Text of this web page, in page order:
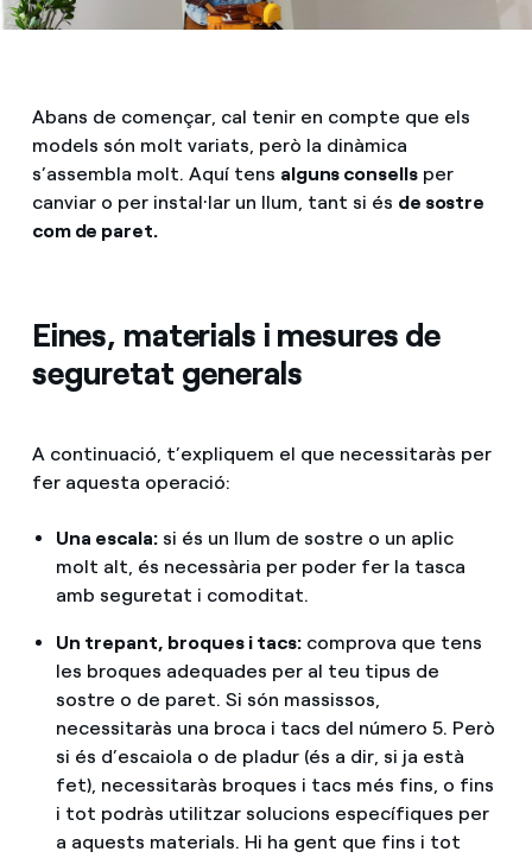
Abans de començar, cal tenir en compte que els
models són molt variats, però la dinàmica
s’assembla molt. Aquí tens alguns consellsper
canviar o per instal·lar un llum, tant si és de sostre
com de paret.
Eines, materials i mesures de
seguretat generals
A continuació, t’expliquem el que necessitaràs per
fer aquesta operació:
Una escala:si és un llum de sostre o un aplic
molt alt, és necessària per poder fer la tasca
amb seguretat i comoditat.
Un trepant, broques i tacs:comprova que tens
les broques adequades per al teu tipus de
sostre o de paret. Si són massissos,
necessitaràs una broca i tacs del número 5. Però
si és d’escaiola o de pladur (és a dir, si ja està
fet), necessitaràs broques i tacs més fins, o fins
i tot podràs utilitzar solucions específiques per
a aquests materials. Hi ha gent que fins i tot